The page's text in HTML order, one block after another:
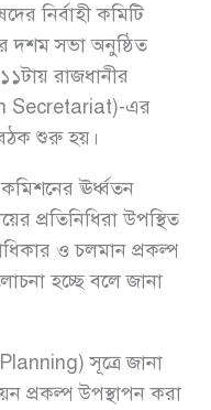
নির্বাহী কমিটি
দশম সভা অনুষ্ঠিত
রাজধানীর
Secretariat)-এর
শুরু হয়।
ঊর্ধ্বতন
প্রতিনিধিরা উপস্থিত
ও চলমান প্রকল্প
হচ্ছে বলে জানা
সূত্রে জানা
প্রকল্প উপস্থাপন করা